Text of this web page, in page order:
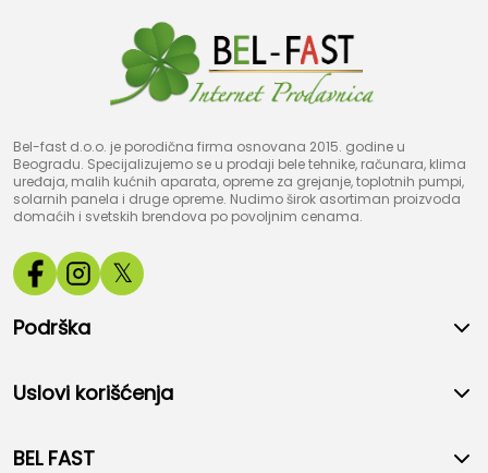
Bel-fast d.o.o. je porodična firma osnovana 2015. godine u
Beogradu. Specijalizujemo se u prodaji bele tehnike, računara, klima
uređaja, malih kućnih aparata, opreme za grejanje, toplotnih pumpi,
solarnih panela i druge opreme. Nudimo širok asortiman proizvoda
domaćih i svetskih brendova po povoljnim cenama.
𝕏
Podrška
Uslovi korišćenja
BEL FAST